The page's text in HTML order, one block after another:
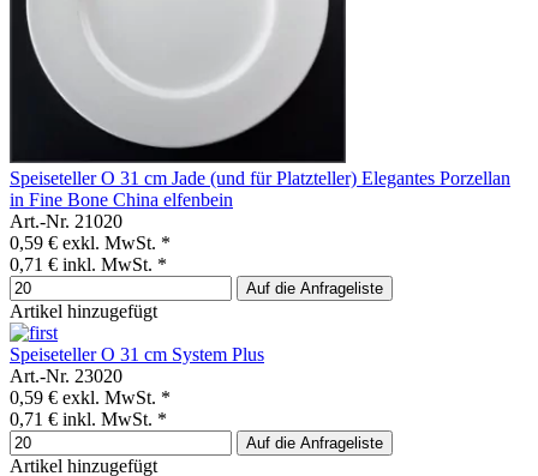
Speiseteller O 31 cm Jade (und für Platzteller) Elegantes Porzellan
in Fine Bone China elfenbein
Art.-Nr. 21020
0,59 € exkl. MwSt. *
0,71 € inkl. MwSt. *
Auf die Anfrageliste
Artikel hinzugefügt
Speiseteller O 31 cm System Plus
Art.-Nr. 23020
0,59 € exkl. MwSt. *
0,71 € inkl. MwSt. *
Auf die Anfrageliste
Artikel hinzugefügt